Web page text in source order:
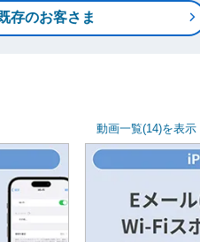
存のお客さま
動画一覧(14)を表示
Eメー
Wi-Fiス